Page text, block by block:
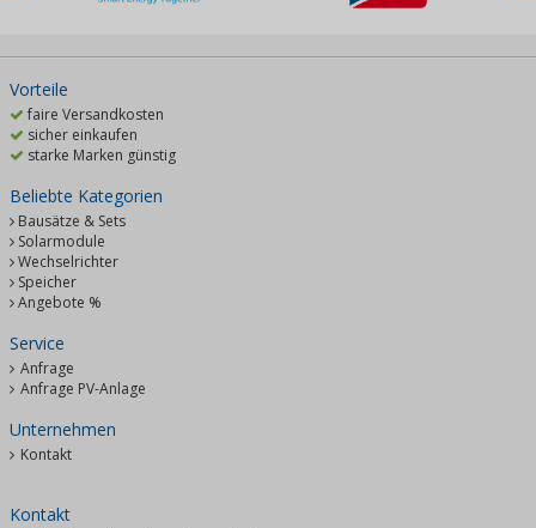
Vorteile
faire Versandkosten
sicher einkaufen
starke Marken günstig
Beliebte Kategorien
Bausätze & Sets
Solarmodule
Wechselrichter
Speicher
Angebote %
Service
Anfrage
Anfrage PV-Anlage
Unternehmen
Kontakt
Kontakt